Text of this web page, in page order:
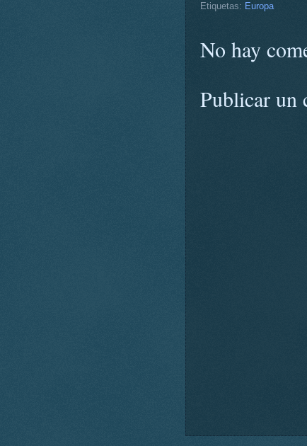
Etiquetas: Europa
No hay
Publicar un